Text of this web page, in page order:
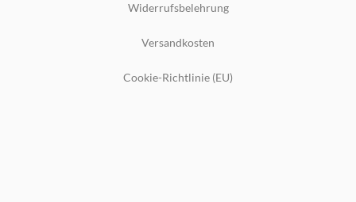
Widerrufsbelehrung
Versandkosten
Cookie-Richtlinie (EU)